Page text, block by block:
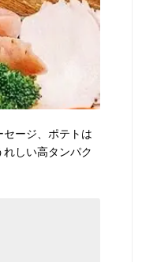
ージ、ポテトは
しい高タンパク